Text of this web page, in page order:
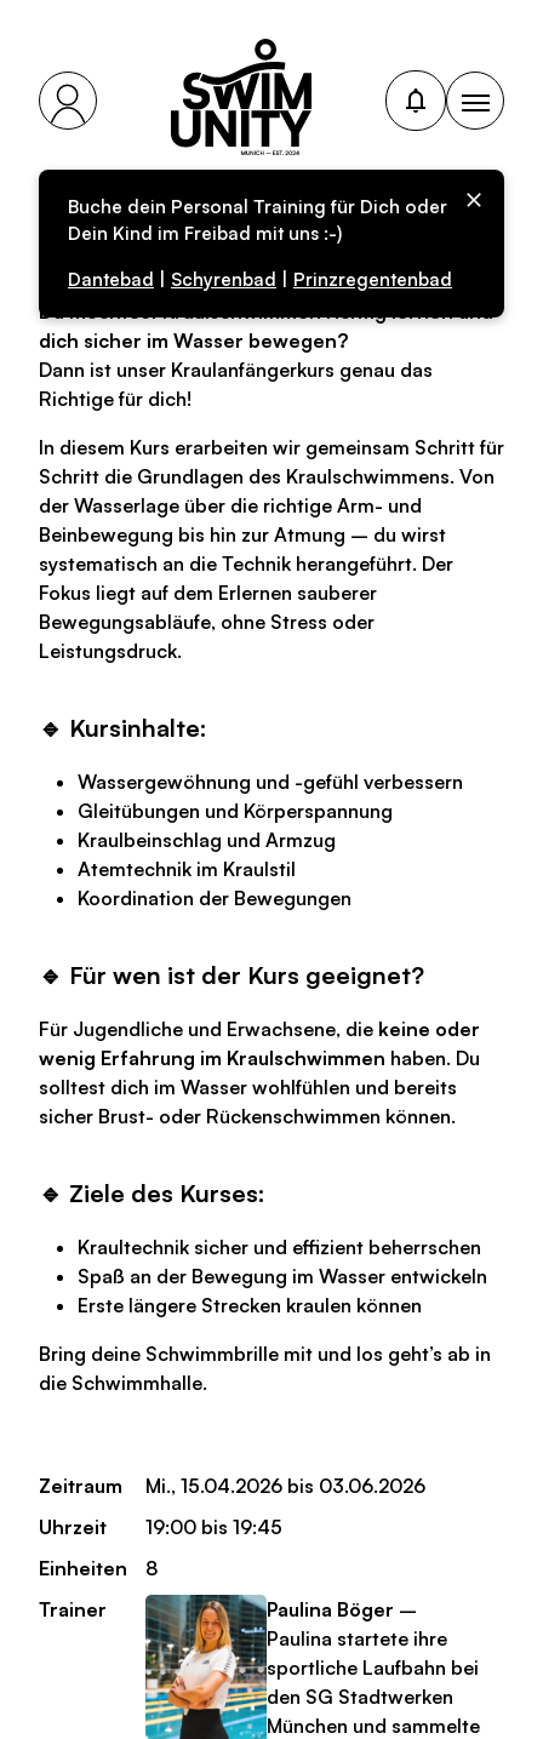
Buche dein Personal Training für Dich oder
Dein Kind im Freibad mit uns :-)
Dantebad
Schyrenbad Prinzregentenbad
Kraulkurs (F5)
Du möchtest Kraulschwimmen richtig lernen und
dich sicher im Wasser bewegen?
Dann ist unser Kraulanfängerkurs genau das
Richtige für dich!
In diesem Kurs erarbeiten wir gemeinsam Schritt für
Schritt die Grundlagen des Kraulschwimmens. Von
der Wasserlage über die richtige Arm- und
Beinbewegung bis hin zur Atmung – du wirst
systematisch an die Technik herangeführt. Der
Fokus liegt auf dem Erlernen sauberer
Bewegungsabläufe, ohne Stress oder
Leistungsdruck.
🔹 Kursinhalte:
Wassergewöhnung und -gefühl verbessern
Gleitübungen und Körperspannung
Kraulbeinschlag und Armzug
Atemtechnik im Kraulstil
Koordination der Bewegungen
🔹 Für wen ist der Kurs geeignet?
Für Jugendliche und Erwachsene, die keine oder
wenig Erfahrung im Kraulschwimmen haben. Du
solltest dich im Wasser wohlfühlen und bereits
sicher Brust- oder Rückenschwimmen können.
🔹 Ziele des Kurses:
Kraultechnik sicher und effizient beherrschen
Spaß an der Bewegung im Wasser entwickeln
Erste längere Strecken kraulen können
Bring deine Schwimmbrille mit und los geht’s ab in
die Schwimmhalle.
Zeitraum
Mi., 15.04.2026 bis 03.06.2026
Uhrzeit
19:00 bis 19:45
Einheiten
8
Trainer
Paulina Böger –
Paulina startete ihre
sportliche Laufbahn bei
den SG Stadtwerken
München und sammelte